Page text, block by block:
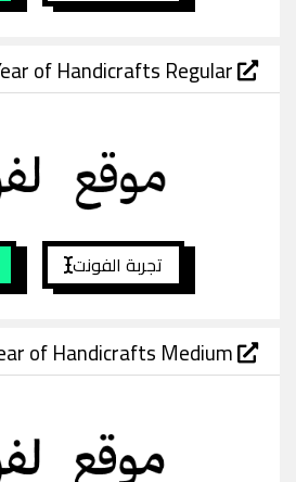
of Handicrafts Regular
تجربة الفونت
of Handicrafts Medium